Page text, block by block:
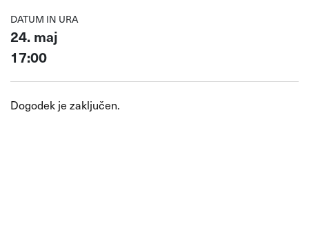
DATUM IN URA
24. maj
17:00
Dogodek je zaključen.